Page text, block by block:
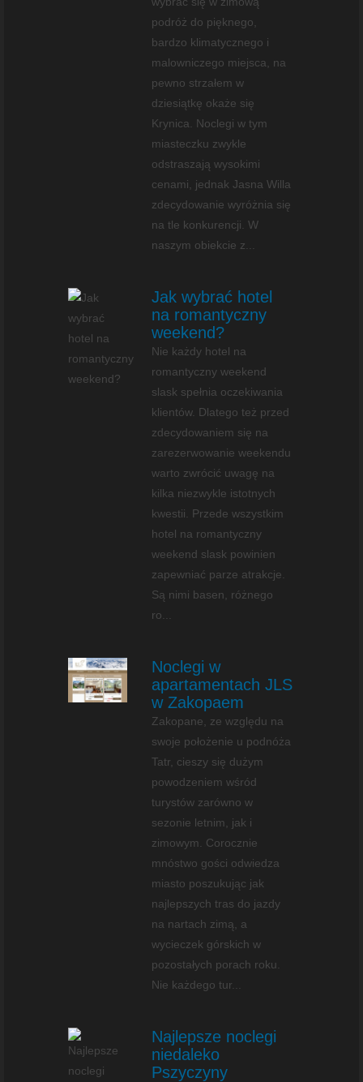
podróż do pięknego,
bardzo klimatycznego i
malowniczego miejsca, na
pewno strzałem w
dziesiątkę okaże się
Krynica. Noclegi w tym
miasteczku zwykle
odstraszają wysokimi
cenami, jednak Jasna Willa
zdecydowanie wyróżnia się
na tle konkurencji. W
naszym obiekcie z...
Jak wybrać hotel
na romantyczny
weekend?
Nie każdy hotel na
romantyczny weekend
slask spełnia oczekiwania
klientów. Dlatego też przed
zdecydowaniem się na
zarezerwowanie weekendu
warto zwrócić uwagę na
kilka niezwykle istotnych
kwestii. Przede wszystkim
hotel na romantyczny
weekend slask powinien
zapewniać parze atrakcje.
Są nimi basen, różnego
ro...
Noclegi w
apartamentach JLS
w Zakopaem
Zakopane, ze względu na
swoje położenie u podnóża
Tatr, cieszy się dużym
powodzeniem wśród
turystów zarówno w
sezonie letnim, jak i
zimowym. Corocznie
mnóstwo gości odwiedza
miasto poszukując jak
najlepszych tras do jazdy
na nartach zimą, a
wycieczek górskich w
pozostałych porach roku.
Nie każdego tur...
Najlepsze noclegi
niedaleko
Pszyczyny